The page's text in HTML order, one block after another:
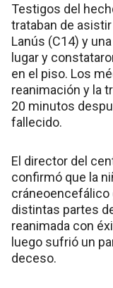
Testigos del
trataban de
Lanús (C14) y
lugar y
en el piso. Los
reanimación y la
20 minutos
fallecido.
El director del
confirmó que la
cráneoencefálico
distintas partes
reanimada con
luego sufrió un
deceso.